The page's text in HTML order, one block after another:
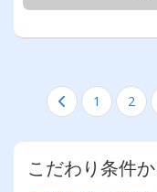
1 2
こだわり条件